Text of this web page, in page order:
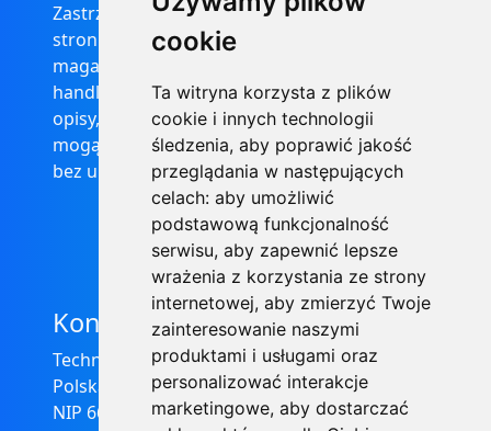
cookie
Ta witryna korzysta z plików
cookie i innych technologii
śledzenia, aby poprawić jakość
przeglądania w następujących
celach: aby umożliwić
podstawową funkcjonalność
serwisu, aby zapewnić lepsze
wrażenia z korzystania ze strony
internetowej, aby zmierzyć Twoje
zainteresowanie naszymi
produktami i usługami oraz
personalizować interakcje
marketingowe, aby dostarczać
Zastrzega się, że informacje zamieszczone na
stronie internetowej https://informator-
magazynowy.technical.pl/ nie stanowią oferty
handlowej w rozumieniu prawa, ponadto
opisy, dane techniczne i pozostałe informacje
mogą ulec zmianie bez podania przyczyny i
bez uprzedzenia.
Kontakt
Technical Grzegorz Tęgos
Polska, 62-600 Koło, ul. Toruńska 212
NIP 666-137-75-84, REGON 310288700